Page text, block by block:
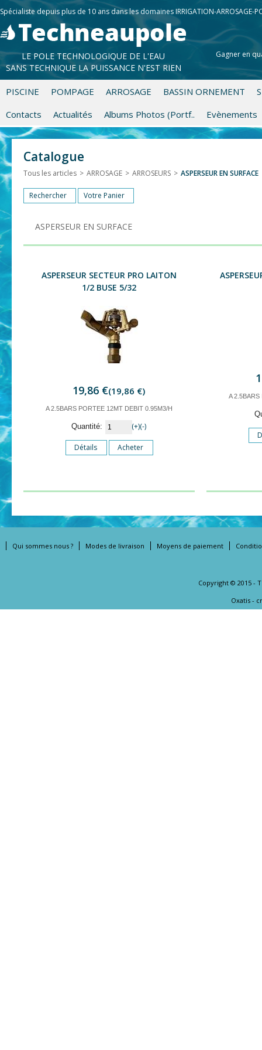
Spécialiste depuis plus de 10 ans dans les domaines IRRIGATION-ARROSAGE-
Gagner en
LE POLE TECHNOLOGIQUE DE L'EAU
SANS TECHNIQUE LA PUISSANCE N'EST RIEN
PISCINE POMPAGE ARROSAGE BASSIN ORNEMENT
Contacts
Actualités Albums Photos (Portf.. Evènements
Catalogue
Tous les articles > ARROSAGE > ARROSEURS > ASPERSEUR EN SURFACE
Rechercher Votre Panier
ASPERSEUR EN SURFACE
ASPERSEUR SECTEUR PRO LAITON
1/2 BUSE 5/32
19,86 €(19,86 €)
A 2.5BARS PORTEE 12MT DEBIT 0.95M3/H
Quantité: (+)(-)
Détails Acheter
A
Qui sommes nous ? Modes de livraison Moyens de paiement
Copyright © 2015 -
Oxatis -